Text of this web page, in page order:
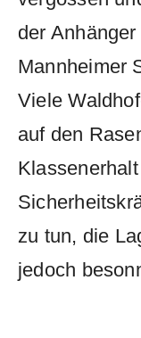
der
Mannheimer
Viele
auf den
zu tun, die
jedoch